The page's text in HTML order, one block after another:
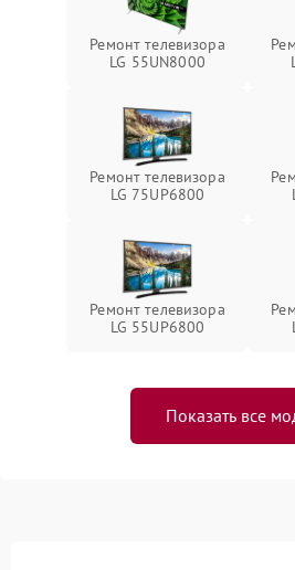
Ремонт телевизора
LG 55UN8000
Ремонт телевизора
LG 75UP6800
Ремонт телевизора
LG 55UP6800
Показать все